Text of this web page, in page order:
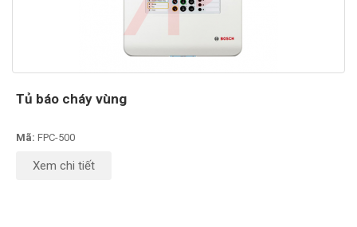
Tủ báo cháy vùng
Mã: FPC-500
Xem chi tiết